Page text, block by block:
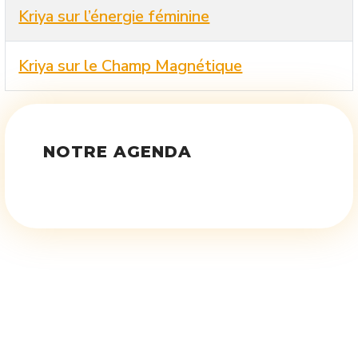
Kriya sur l’énergie féminine
Kriya sur le Champ Magnétique
NOTRE AGENDA